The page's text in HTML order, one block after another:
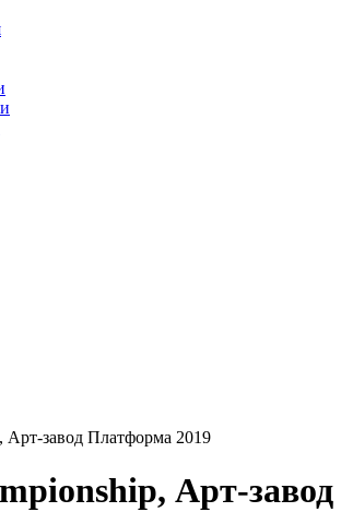
завод Платформа 2019
Арт-